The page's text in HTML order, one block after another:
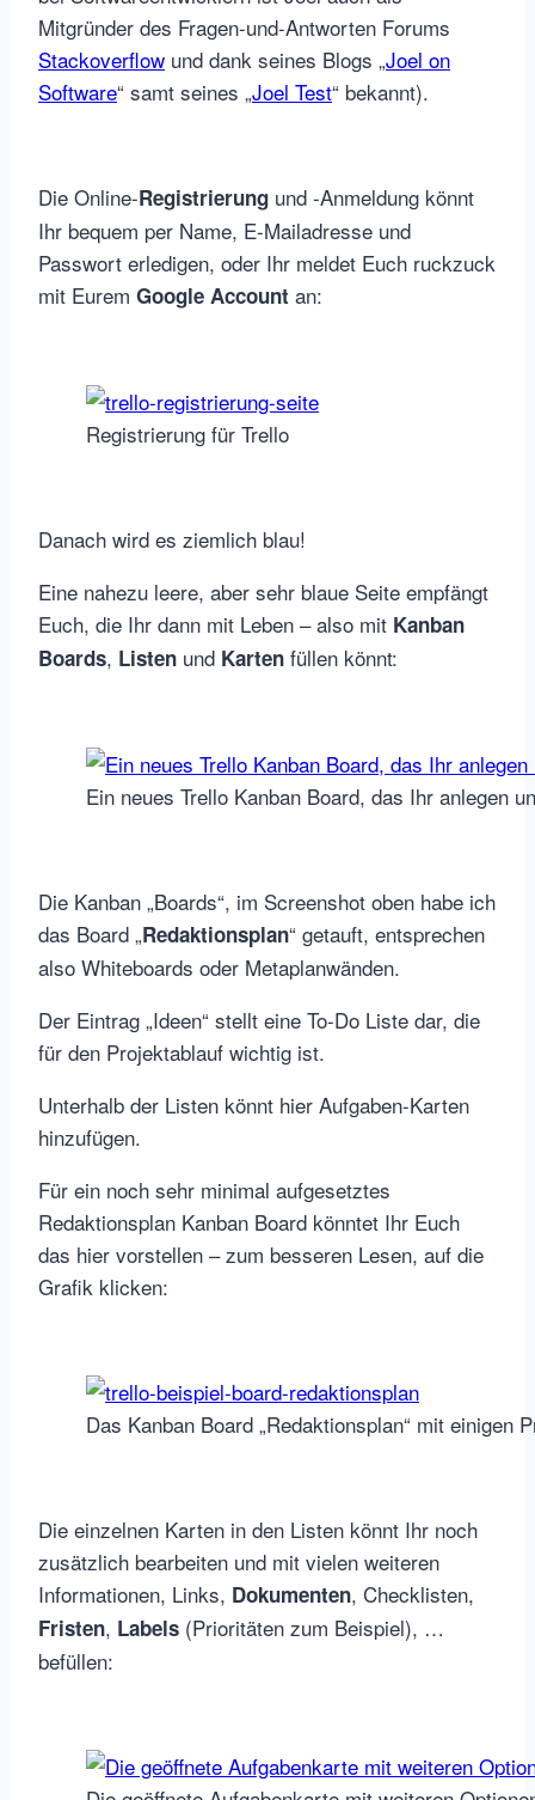
Mitgründer des Fragen-und-Antworten Forums
Stackoverflow und dank seines Blogs „Joel on
Software“ samt seines „Joel Test“ bekannt).
Die Online-Registrierung und -Anmeldung könnt
Ihr bequem per Name, E-Mailadresse und
Passwort erledigen, oder Ihr meldet Euch ruckzuck
mit Eurem Google Account an:
Registrierung für Trello
Danach wird es ziemlich blau!
Eine nahezu leere, aber sehr blaue Seite empfängt
Euch, die Ihr dann mit Leben – also mit Kanban
Boards, Listen und Karten füllen könnt:
Ein neues Trello Kanban Board, das Ihr anlegen
Die Kanban „Boards“, im Screenshot oben habe ich
das Board „Redaktionsplan“ getauft, entsprechen
also Whiteboards oder Metaplanwänden.
Der Eintrag „Ideen“ stellt eine To-Do Liste dar, die
für den Projektablauf wichtig ist.
Unterhalb der Listen könnt hier Aufgaben-Karten
hinzufügen.
Für ein noch sehr minimal aufgesetztes
Redaktionsplan Kanban Board könntet Ihr Euch
das hier vorstellen – zum besseren Lesen, auf die
Grafik klicken:
Das Kanban Board „Redaktionsplan“ mit einigen
Die einzelnen Karten in den Listen könnt Ihr noch
zusätzlich bearbeiten und mit vielen weiteren
Informationen, Links, Dokumenten, Checklisten,
Fristen, Labels (Prioritäten zum Beispiel), …
befüllen: